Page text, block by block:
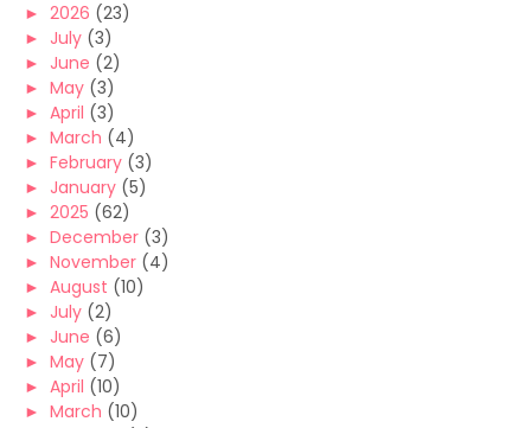
► 2026 (23)
► July (3)
► June (2)
► May (3)
► April (3)
► March (4)
► February (3)
► January (5)
► 2025 (62)
► December (3)
► November (4)
► August (10)
► July (2)
► June (6)
► May (7)
► April (10)
► March (10)